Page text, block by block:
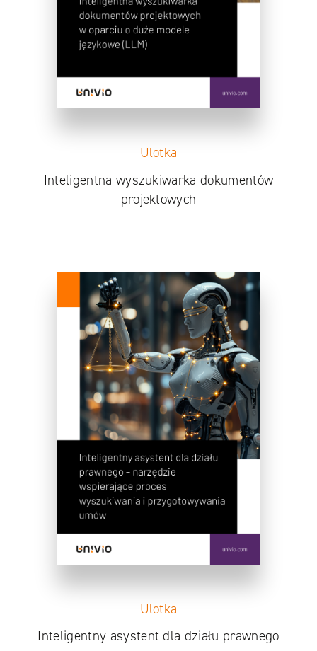
Ulotka
Inteligentna wyszukiwarka dokumentów
projektowych
Ulotka
Inteligentny asystent dla działu prawnego